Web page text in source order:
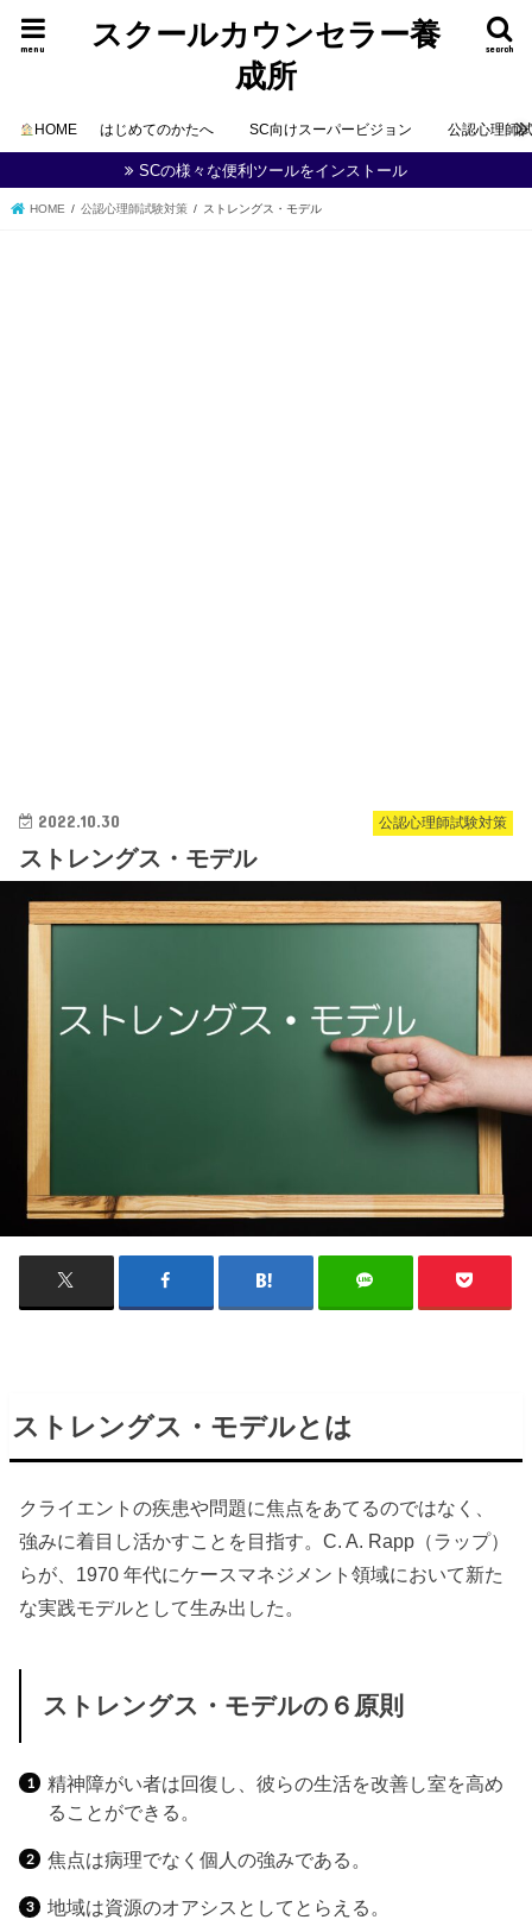
スクールカウンセラー養
成所
search
menu
HOME はじめてのかたへ SC向けスーパービジョン 公認心理師
SCの様々な便利ツールをインストール
HOME 公認心理師試験対策 ストレングス・モデル
公認心理師試験対策
2022.10.30
ストレングス・モデル
ストレングス・モデルとは
クライエントの疾患や問題に焦点をあてるのではなく、
強みに着目し活かすことを目指す。C. A. Rapp（ラップ）
らが、1970 年代にケースマネジメント領域において新た
な実践モデルとして生み出した。
ストレングス・モデルの６原則
精神障がい者は回復し、彼らの生活を改善し室を高め
ることができる。
焦点は病理でなく個人の強みである。
地域は資源のオアシスとしてとらえる。